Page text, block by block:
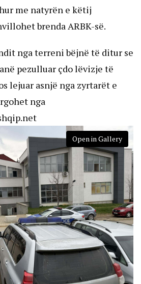
me natyrën e këtij
brenda ARBK-së.
nga terreni bëjnë të ditur se
pezulluar çdo lëvizje të
lejuar asnjë nga zyrtarët e
nga
Open in Gallery